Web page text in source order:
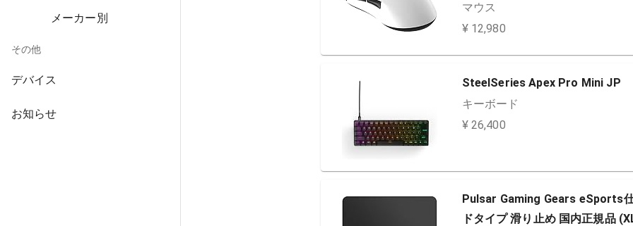
メーカー別
その他
デバイス
お知らせ
マウス
¥ 12,980
SteelSeries Apex Pro Mini JP
キーボード
¥ 26,400
Pulsar Gaming Gears eSports
ドタイプ 滑り止め 国内正規品